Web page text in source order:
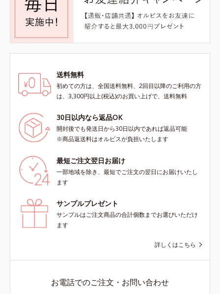
送料無料
初めての方は、全国送料無料、2回目以降のご利用の方
は、3,300円以上(税込)のお買い上げで、送料無料
30日以内なら返品OK
開封後でも発送日から30日以内であれば返品可能
※商品返送料はオルビスが負担いたします
最短ご注文翌日お届け
一部地域を除き、最短でご注文の翌日にお届けいたし
ます
サンプルプレゼント
サンプルはご注文商品の合計個数までお選びいただけ
ます
詳しくはこちら
お電話でのご注文・お問い合わせ